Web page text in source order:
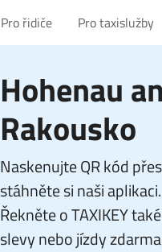
Pro řidiče Pro taxislužby
Hohenau
Rakousko
Naskenujte QR kód
stáhněte si naši aplikaci.
Řekněte o TAXIKEY
slevy nebo jízdy